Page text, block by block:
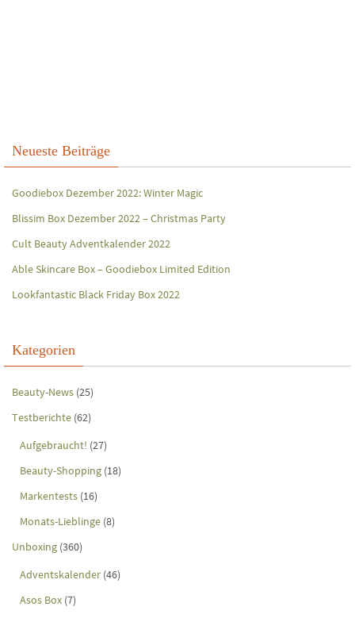
Neueste Beiträge
Goodiebox Dezember 2022: Winter Magic
Blissim Box Dezember 2022 – Christmas Party
Cult Beauty Adventkalender 2022
Able Skincare Box – Goodiebox Limited Edition
Lookfantastic Black Friday Box 2022
Kategorien
Beauty-News (25)
Testberichte (62)
Aufgebraucht! (27)
Beauty-Shopping (18)
Markentests (16)
Monats-Lieblinge (8)
Unboxing (360)
Adventskalender (46)
Asos Box (7)